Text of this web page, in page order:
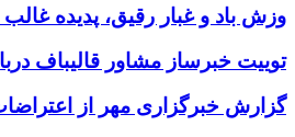
وزش باد و غبار رقیق، پدیده
توییت خبرساز مشاور قالیباف
گزارش خبرگزاری مهر از